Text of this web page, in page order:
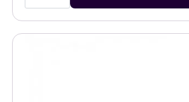
onyx
black
6,0kW